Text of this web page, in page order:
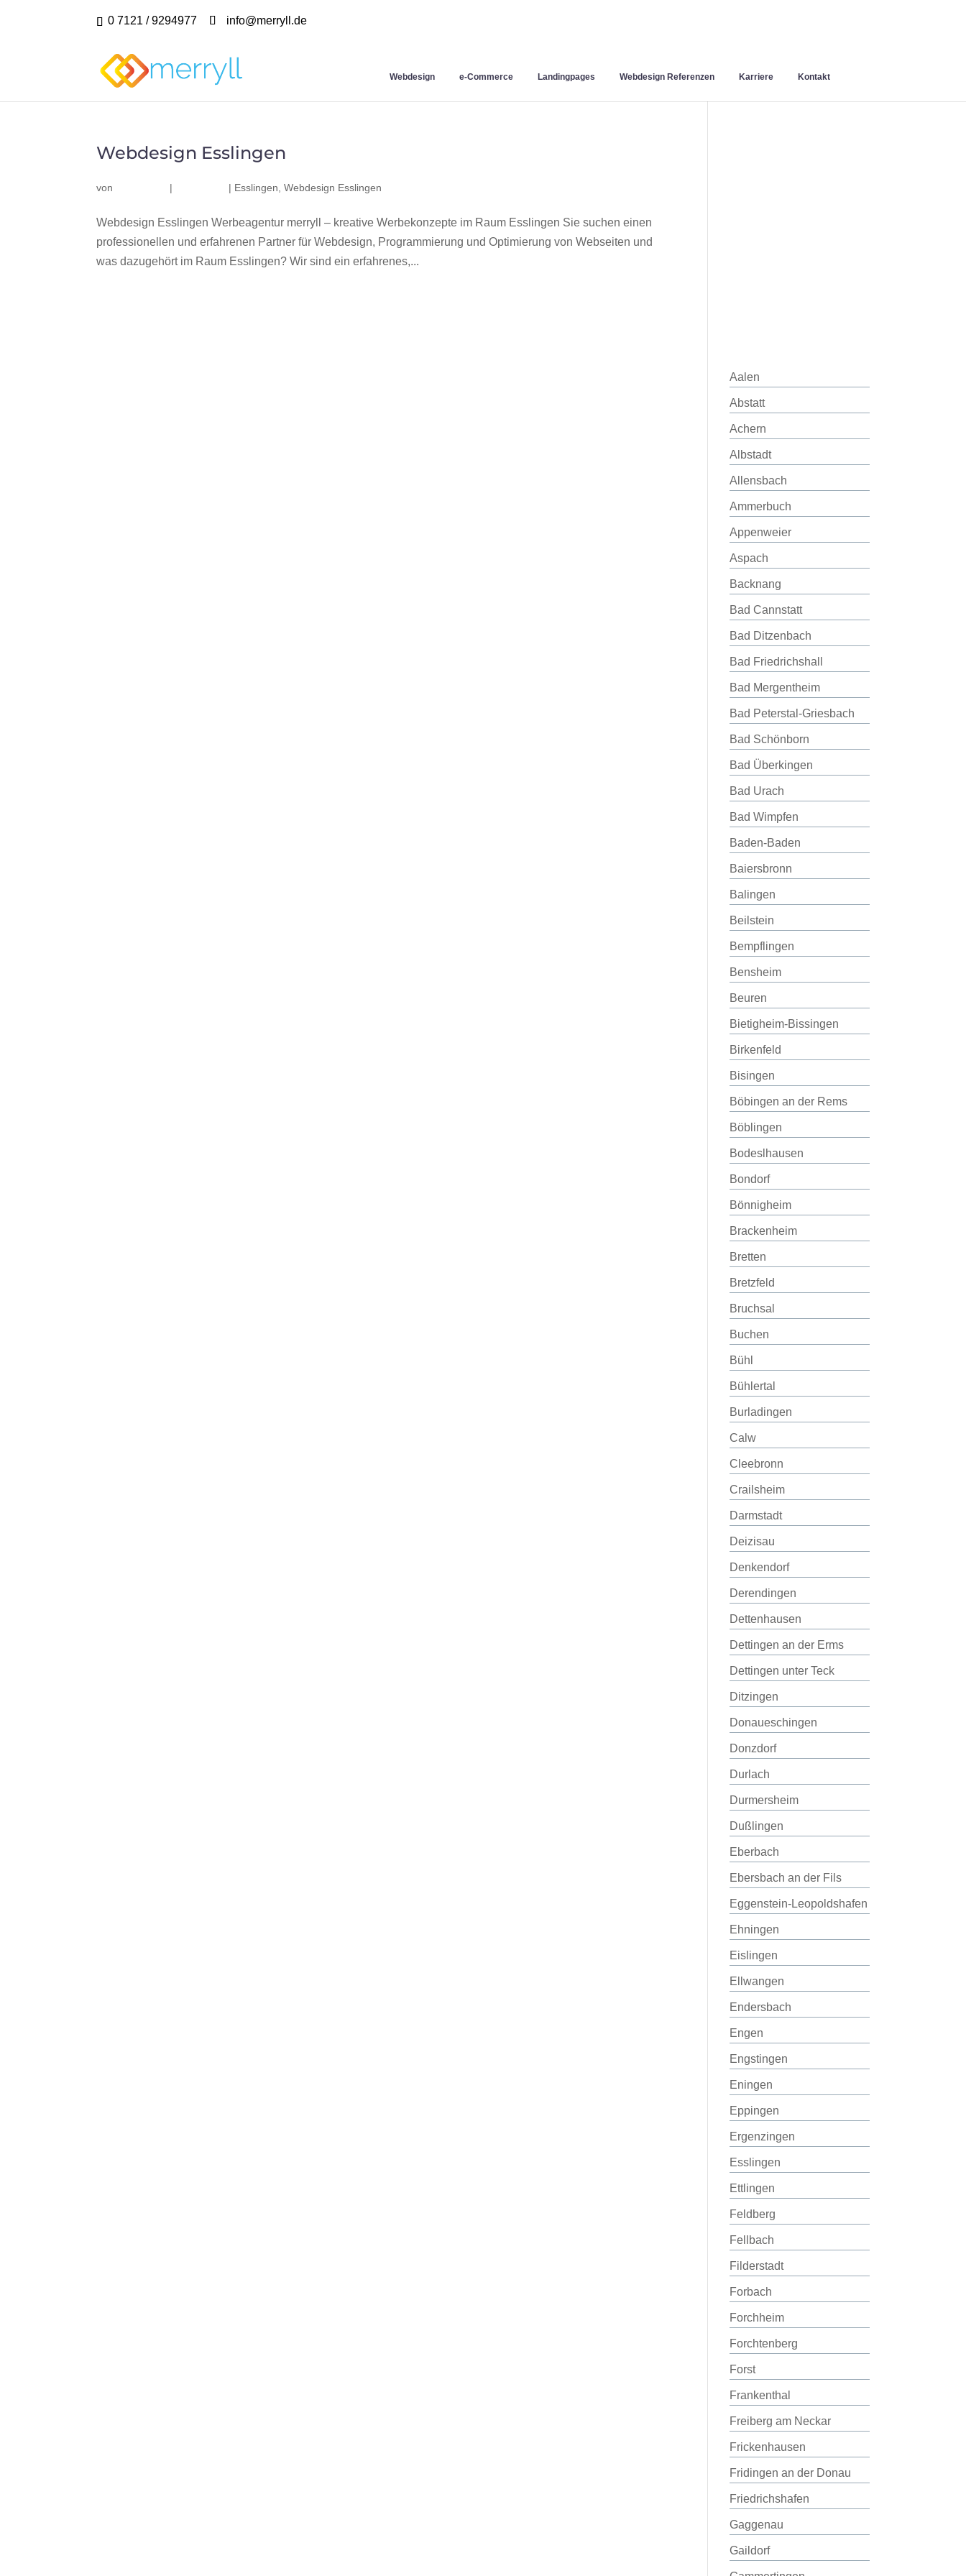
0 7121 / 9294977 info@merryll.de
Webdesign e-Commerce Landingpages Webdesign Referenzen Karriere Kontakt
Webdesign Esslingen
von | | Esslingen ,Webdesign Esslingen
Webdesign Esslingen Werbeagentur merryll – kreative Werbekonzepte im Raum Esslingen Sie suchen einen
professionellen und erfahrenen Partner für Webdesign, Programmierung und Optimierung von Webseiten und
was dazugehört im Raum Esslingen? Wir sind ein erfahrenes,...
Aalen
Abstatt
Achern
Albstadt
Allensbach
Ammerbuch
Appenweier
Aspach
Backnang
Bad Cannstatt
Bad Ditzenbach
Bad Friedrichshall
Bad Mergentheim
Bad Peterstal-Griesbach
Bad Schönborn
Bad Überkingen
Bad Urach
Bad Wimpfen
Baden-Baden
Baiersbronn
Balingen
Beilstein
Bempflingen
Bensheim
Beuren
Bietigheim-Bissingen
Birkenfeld
Bisingen
Böbingen an der Rems
Böblingen
Bodeslhausen
Bondorf
Bönnigheim
Brackenheim
Bretten
Bretzfeld
Bruchsal
Buchen
Bühl
Bühlertal
Burladingen
Calw
Cleebronn
Crailsheim
Darmstadt
Deizisau
Denkendorf
Derendingen
Dettenhausen
Dettingen an der Erms
Dettingen unter Teck
Ditzingen
Donaueschingen
Donzdorf
Durlach
Durmersheim
Dußlingen
Eberbach
Ebersbach an der Fils
Eggenstein-Leopoldshafen
Ehningen
Eislingen
Ellwangen
Endersbach
Engen
Engstingen
Eningen
Eppingen
Ergenzingen
Esslingen
Ettlingen
Feldberg
Fellbach
Filderstadt
Forbach
Forchheim
Forchtenberg
Forst
Frankenthal
Freiberg am Neckar
Frickenhausen
Fridingen an der Donau
Friedrichshafen
Gaggenau
Gaildorf